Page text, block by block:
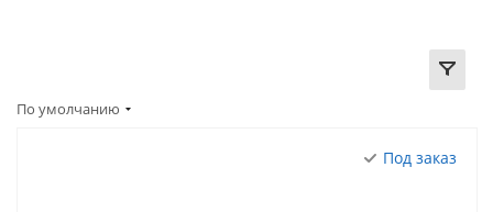
По умолчанию
Под заказ